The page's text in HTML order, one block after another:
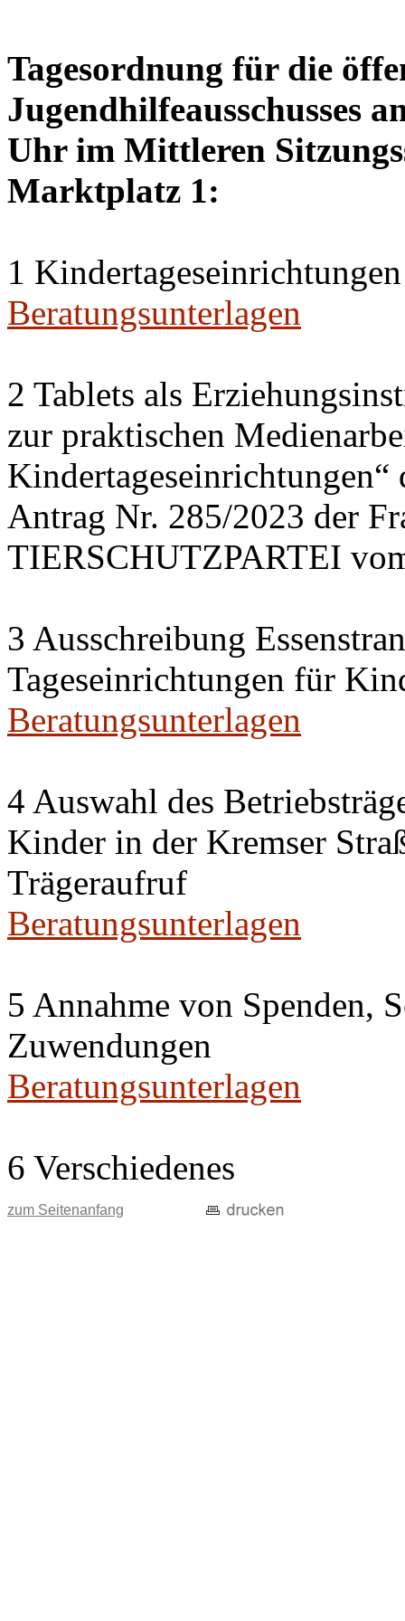
Tagesordnung für die
Jugendhilfeausschusses
Uhr im Mittleren
Marktplatz 1:
1
Beratungsunterlagen
2 Tablets als
zur praktischen
Kindertageseinrichtungen“
Antrag Nr. 285/2023 der
TIERSCHUTZPARTEI
3 Ausschreibung
Tageseinrichtungen für
Beratungsunterlagen
4 Auswahl des
Kinder in der Kremser
Trägeraufruf
Beratungsunterlagen
5 Annahme von Spenden,
Zuwendungen
Beratungsunterlagen
6 Verschiedenes
zum Seitenanfang